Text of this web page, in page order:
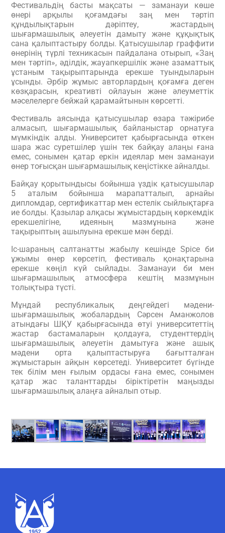
Фестивальдің басты мақсаты — заманауи көше
өнері арқылы қоғамдағы заң мен тәртіп
құндылықтарын дәріптеу, жастардың
шығармашылық әлеуетін дамыту және құқықтық
сана қалыптастыру болды. Қатысушылар граффити
өнерінің түрлі техникасын пайдалана отырып, «Заң
мен тәртіп», әділдік, жауапкершілік және азаматтық
ұстаным тақырыптарында ерекше туындыларын
ұсынды. Әрбір жұмыс авторлардың қоғамға деген
көзқарасын, креативті ойлауын және әлеуметтік
мәселелерге бейжай қарамайтынын көрсетті.
Фестиваль аясында қатысушылар өзара тәжірибе
алмасып, шығармашылық байланыстар орнатуға
мүмкіндік алды. Университет қабырғасында өткен
шара жас суретшілер үшін тек байқау алаңы ғана
емес, сонымен қатар еркін идеялар мен заманауи
өнер тоғысқан шығармашылық кеңістікке айналды.
Байқау қорытындысы бойынша үздік қатысушылар
5 аталым бойынша марапатталып, арнайы
дипломдар, сертификаттар мен естелік сыйлықтарға
ие болды. Қазылар алқасы жұмыстардың көркемдік
ерекшелігіне, идеяның мазмұнына және
тақырыптың ашылуына ерекше мән берді.
Іс-шараның салтанатты жабылу кешінде Spice би
ұжымы өнер көрсетіп, фестиваль қонақтарына
ерекше көңіл күй сыйлады. Заманауи би мен
шығармашылық атмосфера кештің мазмұнын
толықтыра түсті.
Мұндай республикалық деңгейдегі мәдени-
шығармашылық жобалардың Сәрсен Аманжолов
атындағы ШҚУ қабырғасында өтуі университеттің
жастар бастамаларын қолдауға, студенттердің
шығармашылық әлеуетін дамытуға және ашық
мәдени орта қалыптастыруға бағытталған
жұмыстарын айқын көрсетеді. Университет бүгінде
тек білім мен ғылым ордасы ғана емес, сонымен
қатар жас таланттарды біріктіретін маңызды
шығармашылық алаңға айналып отыр.